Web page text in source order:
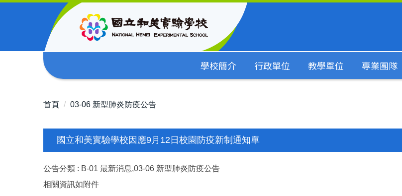
學校簡介 行政單位 教學單位 專業團隊
首頁 03-06 新型肺炎防疫公告
國立和美實驗學校因應9月12日校園防疫新制通知單
公告分類 : B-01 最新消息,03-06 新型肺炎防疫公告
相關資訊如附件